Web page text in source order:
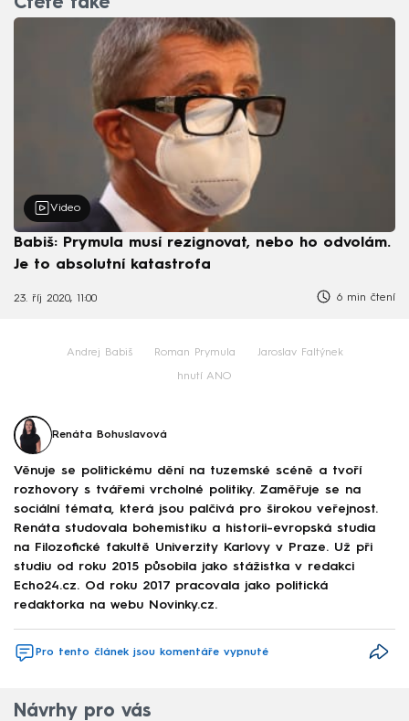
Video
Babiš: Prymula musí rezignovat, nebo ho odvolám.
Je to absolutní katastrofa
23. říj 2020, 11:00 6 min čtení
Andrej Babiš Roman Prymula Jaroslav Faltýnek
hnutí ANO
Renáta Bohuslavová
Věnuje se politickému dění na tuzemské scéně a tvoří
rozhovory s tvářemi vrcholné politiky. Zaměřuje se na
sociální témata, která jsou palčivá pro širokou veřejnost.
Renáta studovala bohemistiku a historii-evropská studia
na Filozofické fakultě Univerzity Karlovy v Praze. Už při
studiu od roku 2015 působila jako stážistka v redakci
Echo24.cz. Od roku 2017 pracovala jako politická
redaktorka na webu Novinky.cz.
Pro tento článek jsou komentáře vypnuté
Návrhy pro vás